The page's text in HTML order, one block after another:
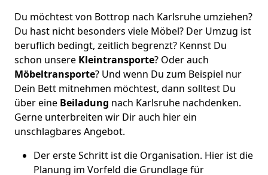
Du möchtest von Bottrop nach Karlsruhe umziehen?
Du hast nicht besonders viele Möbel? Der Umzug ist
beruflich bedingt, zeitlich begrenzt? Kennst Du
schon unsere Kleintransporte? Oder auch
Möbeltransporte? Und wenn Du zum Beispiel nur
Dein Bett mitnehmen möchtest, dann solltest Du
über eine Beiladung nach Karlsruhe nachdenken.
Gerne unterbreiten wir Dir auch hier ein
unschlagbares Angebot.
Der erste Schritt ist die Organisation. Hier ist die
Planung im Vorfeld die Grundlage für